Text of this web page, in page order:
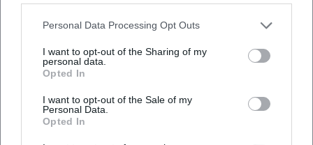
Personal Data Processing Opt Outs
I want to opt-out of the Sharing of my
personal data.
Opted In
I want to opt-out of the Sale of my
Personal Data.
Opted In
zeittypischen Produktionen bekräftigte. Spätere Werke („I
„Herzhoamat“, 2018) zeigen eine gereifte Künstlerin, die
ihre Stärken – Melodieführung, Mundart-Phrasierung, klare
Themen – klug aktualisiert. Zu den prägnanten Singles
zählen neben „Servus, mach’s guat“ und „I bin a bayrisches
Cowgirl“ zahlreiche Airplay-Lieblinge, die ihren Status über